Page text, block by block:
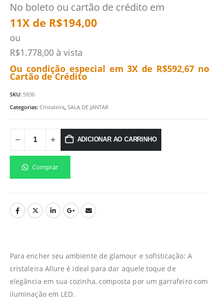
No boleto ou cartão de crédito em
11X de R$194,00
ou
R$1.778,00 à vista
Ou condição especial em 3X de R$592,67 no
Cartão de Crédito
SKU: 5936
Categorias: Cristaleira SALA DE JANTAR
ADICIONAR AO CARRINHO
Comprar
Para encher seu ambiente de glamour e sofisticação: A
cristaleira Allure é ideal para dar aquele toque de
elegância em sua cozinha, composta por um garrafeiro com
iluminação em LED.